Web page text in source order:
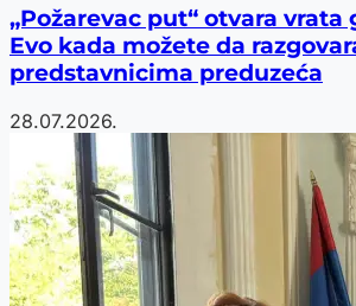
„Požarevac put“ otvara vrata
Evo kada možete da
predstavnicima preduzeća
28.07.2026.